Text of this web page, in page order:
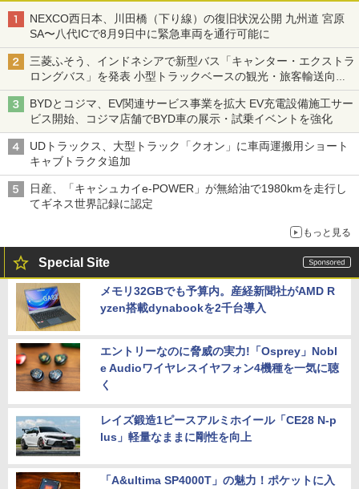
NEXCO西日本、川田橋（下り線）の復旧状況公開 九州道 宮原
SA〜八代ICで8月9日中に緊急車両を通行可能に
三菱ふそう、インドネシアで新型バス「キャンター・エクストラ
ロングバス」を発表 小型トラックベースの観光・旅客輸送向け
バス
BYDとコジマ、EV関連サービス事業を拡大 EV充電設備施工サー
ビス開始、コジマ店舗でBYD車の展示・試乗イベントを強化
UDトラックス、大型トラック「クオン」に車両運搬用ショート
キャブトラクタ追加
日産、「キャシュカイe-POWER」が無給油で1980kmを走行し
てギネス世界記録に認定
もっと見る
Special Site
メモリ32GBでも予算内。産経新聞社がAMD R
yzen搭載dynabookを2千台導入
エントリーなのに脅威の実力!「Osprey」Nobl
e Audioワイヤレスイヤフォン4機種を一気に聴
く
レイズ鍛造1ピースアルミホイール「CE28 N-p
lus」軽量なままに剛性を向上
「A&ultima SP4000T」の魅力！ポケットに入